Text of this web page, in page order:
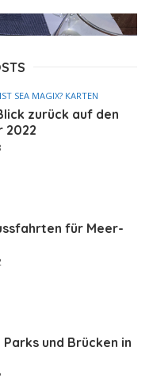
SEA MAGIX? KARTEN
zurück auf den
2022
für Meer-
Parks und Brücken in